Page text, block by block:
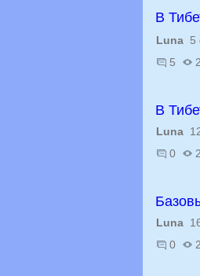
В
Luna 5
5
В
Luna
0
Luna
0